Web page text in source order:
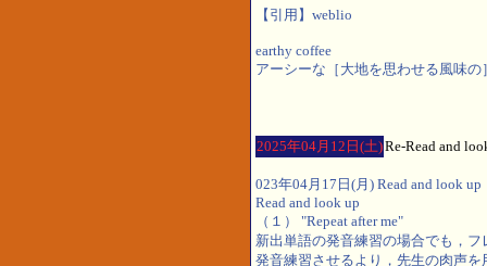
【引用】weblio
earthy coffee
アーシーな［大地を思わせる風味
2025年04月12日(土)Re-Read and
023年04月17日(月) Read and look up
Read and look up
（１） "Repeat after me"
新出単語の発音練習の場合でも，
発音練習させるより，先生の肉声